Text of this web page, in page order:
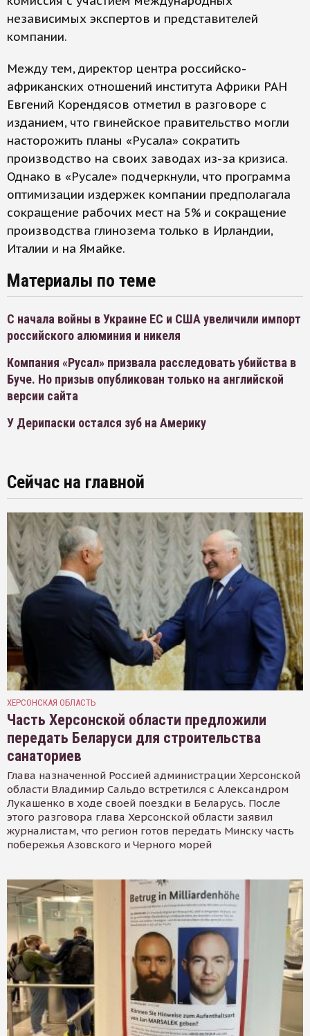
независимых экспертов и представителей
компании.
Между тем, директор центра российско-
африканских отношений института Африки РАН
Евгений Корендясов отметил в разговоре с
изданием, что гвинейское правительство могли
насторожить планы «Русала» сократить
производство на своих заводах из-за кризиса.
Однако в «Русале» подчеркнули, что программа
оптимизации издержек компании предполагала
сокращение рабочих мест на 5% и сокращение
производства глинозема только в Ирландии,
Италии и на Ямайке.
Материалы по теме
С начала войны в Украине ЕС и США увеличили импорт
российского алюминия и никеля
Компания «Русал» призвала расследовать убийства в
Буче. Но призыв опубликован только на английской
версии сайта
У Дерипаски остался зуб на Америку
Сейчас на главной
ХЕРСОНСКАЯ ОБЛАСТЬ
Часть Херсонской области предложили
передать Беларуси для строительства
санаториев
Глава назначенной Россией администрации Херсонской
области Владимир Сальдо встретился с Александром
Лукашенко в ходе своей поездки в Беларусь. После
этого разговора глава Херсонской области заявил
журналистам, что регион готов передать Минску часть
побережья Азовского и Черного морей